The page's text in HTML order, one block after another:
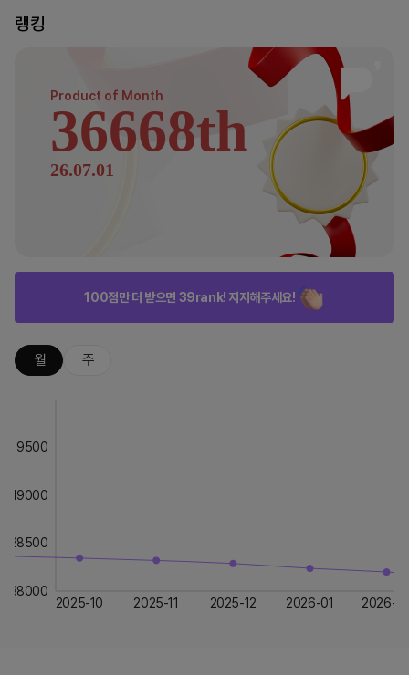
랭킹
Product of Month
36668th
26.07.01
100점만 더 받으면 39rank! 지지해주세요!
월 주
2025-10 2025-11 2025-12 2026-01 2026-
9500
19000
28500
38000